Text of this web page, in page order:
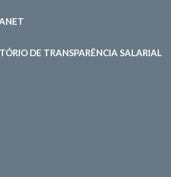
DE TRANSPARÊNCIA SALARIAL